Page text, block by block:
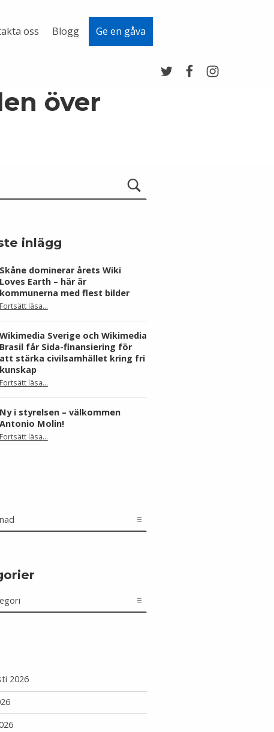
oss Blogg Ge en gåva
över
inlägg
Skåne dominerar årets Wiki
Loves Earth – här är
kommunerna med flest bilder
Fortsätt läsa“Skåne dominerar årets Wiki Loves Earth – här är kommunerna med flest bilder”
…
Wikimedia Sverige och Wikimedia
Brasil får Sida-finansiering för
att stärka civilsamhället kring fri
kunskap
Fortsätt läsa“Wikimedia Sverige och Wikimedia Brasil får Sida-finansiering för att stärka civilsamhället kring fri kunskap”
…
Ny i styrelsen – välkommen
Antonio Molin!
Fortsätt läsa“Ny i styrelsen – välkommen Antonio Molin!”
…
2026